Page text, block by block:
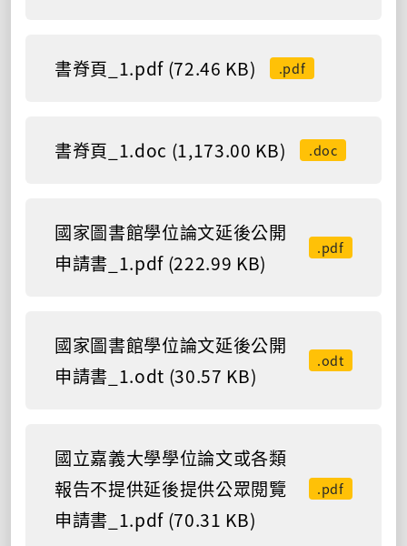
書脊頁_1.pdf (72.46 KB) .pdf
書脊頁_1.doc (1,173.00 KB) .doc
國家圖書館學位論文延後公開
申請書_1.pdf (222.99 KB)
.pdf
國家圖書館學位論文延後公開
申請書_1.odt (30.57 KB)
.odt
國立嘉義大學學位論文或各類
報告不提供延後提供公眾閱覽
申請書_1.pdf (70.31 KB)
.pdf